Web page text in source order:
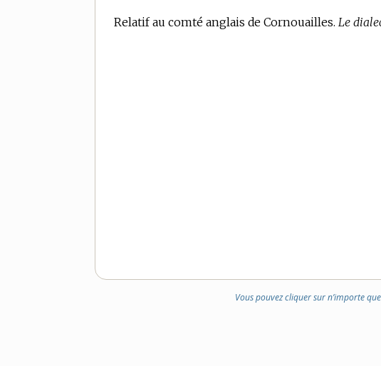
Relatif au comté anglais de Cornouailles. Le
Vous pouvez cliquer sur n’importe